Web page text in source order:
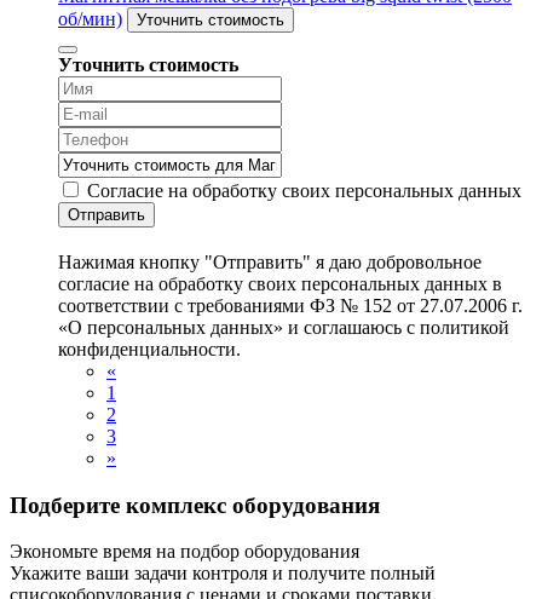
об/мин)
Уточнить стоимость
Уточнить стоимость
Согласие на обработку своих персональных данных
Отправить
Нажимая кнопку "Отправить" я даю добровольное
согласие на обработку своих персональных данных в
соответствии с требованиями ФЗ № 152 от 27.07.2006 г.
«О персональных данных» и соглашаюсь с политикой
конфиденциальности.
«
1
2
3
»
Подберите комплекс оборудования
Экономьте время на подбор оборудования
Укажите ваши задачи контроля и получите полный